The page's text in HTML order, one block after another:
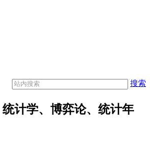
搜索
计学、博弈论、统计年